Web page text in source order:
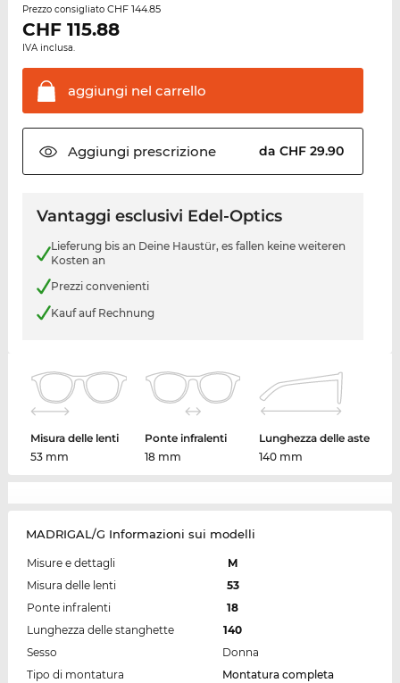
Prezzo consigliato CHF 144.85
CHF 115.88
IVA inclusa.
aggiungi nel carrello
Aggiungi prescrizione da CHF 29.90
Vantaggi esclusivi Edel-Optics
Lieferung bis an Deine Haustür, es fallen keine weiteren
Kosten an
Prezzi convenienti
Kauf auf Rechnung
Misura delle lenti
53 mm
Ponte infralenti
18 mm
Lunghezza delle aste
140 mm
MADRIGAL/G Informazioni sui modelli
Misure e dettagli
M
Misura delle lenti
53
Ponte infralenti
18
Lunghezza delle stanghette
140
Sesso
Donna
Tipo di montatura
Montatura completa